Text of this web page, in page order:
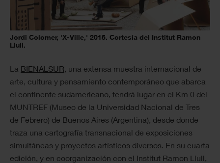
Jordi Colomer, 'X-Ville,' 2015. Cortesía del Institut Ramon
Llull.
La BIENALSUR, una extensa muestra internacional de
arte, cultura y pensamiento contemporáneo que abarca
el continente sudamericano, tendrá lugar en el Km 0 del
MUNTREF (Museo de la Universidad Nacional de Tres
de Febrero) de Buenos Aires (Argentina), desde donde
traza una cartografía transnacional de exposiciones
simultáneas y proyectos artísticos diversos. En su cuarta
edición, y en coorganización con el Institut Ramon Llull,